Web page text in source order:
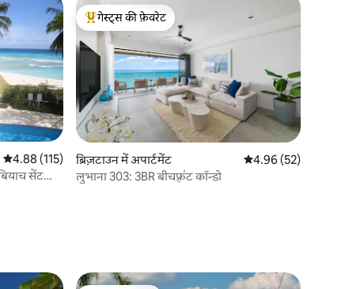
औसत रेटिंग 5 में से 4.88, 115 समीक्षाएँ
4.88 (115)
सेंट
गेस्ट्स का टॉप फ़ेवरेट
गेस्ट्स की फ़ेवरेट
ब्रिज़टाउन में अपार्टमेंट औसत रेटिंग 5 में से 4.96,
4.96 (52)
लुभाना 303: 3BR बीचफ़्रंट कॉन्डो